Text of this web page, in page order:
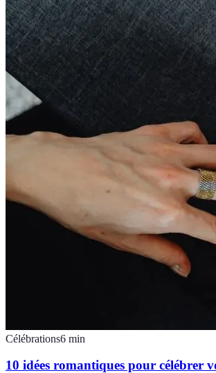
Célébrations6 min
10 idées romantiques pour célébrer